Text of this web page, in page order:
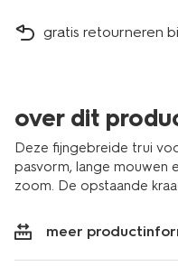
gratis retourneren
over dit
Deze fijngebreide trui
pasvorm, lange mouwen
zoom. De opstaande
meer